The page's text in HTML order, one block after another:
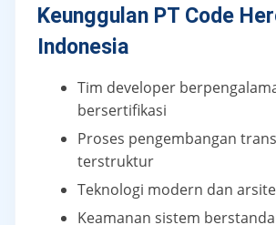
Keunggulan PT Code
Indonesia
Tim developer
bersertifikasi
Proses pengembangan
terstruktur
Teknologi modern dan
Keamanan sistem